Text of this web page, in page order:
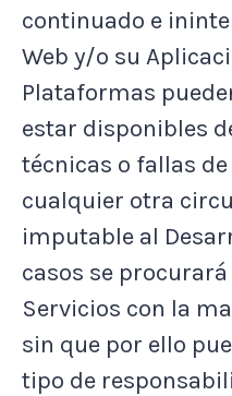
continuado e
Web y/o su
Plataformas
estar disponibles
técnicas o fallas
cualquier otra
imputable al
casos se
Servicios con la
sin que por ello
tipo de